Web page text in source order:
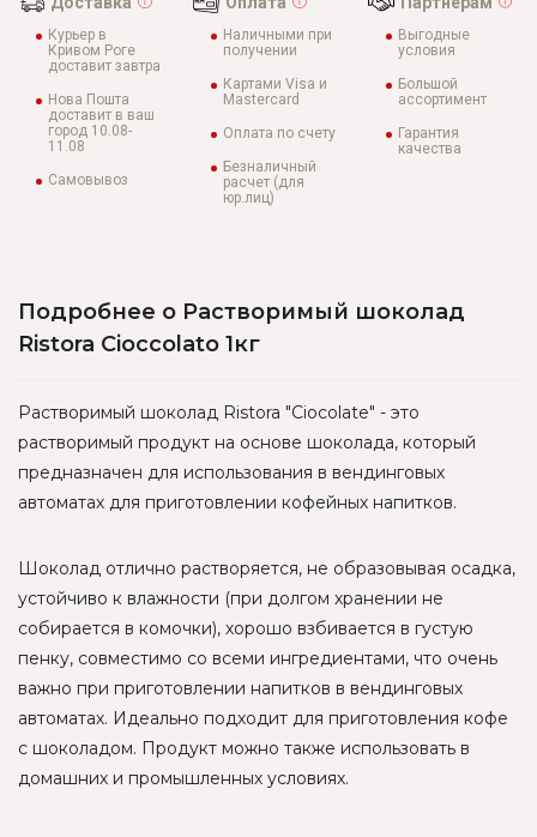
Курьер в
Кривом Роге
доставит завтра
Нова Пошта
доставит в ваш
город 10.08-
11.08
Самовывоз
Наличными при
получении
Картами Visa и
Mastercard
Оплата по счету
Безналичный
расчет (для
юр.лиц)
Выгодные
условия
Большой
ассортимент
Гарантия
качества
Подробнее о Растворимый шоколад
Ristora Cioccolato 1кг
Растворимый шоколад Ristora "Ciocolate" - это
растворимый продукт на основе шоколада, который
предназначен для использования в вендинговых
автоматах для приготовлении кофейных напитков.
Шоколад отлично растворяется, не образовывая осадка,
устойчиво к влажности (при долгом хранении не
собирается в комочки), хорошо взбивается в густую
пенку, совместимо со всеми ингредиентами, что очень
важно при приготовлении напитков в вендинговых
автоматах. Идеально подходит для приготовления кофе
с шоколадом. Продукт можно также использовать в
домашних и промышленных условиях.